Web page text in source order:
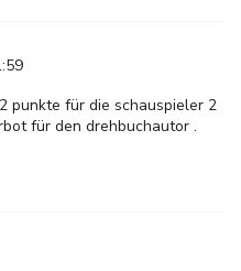
punkte für die schauspieler 2
für den drehbuchautor .